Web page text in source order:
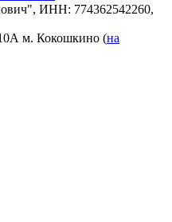
ИНН: 774362542260,
м. Кокошкино (на